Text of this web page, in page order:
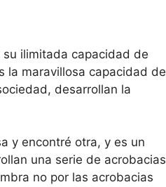
su ilimitada capacidad de
la maravillosa capacidad de
desarrollan la
y encontré otra, y es un
una serie de acrobacias
no por las acrobacias